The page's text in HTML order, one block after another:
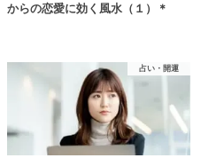
からの恋愛に効く風水（１）＊
占い・開運